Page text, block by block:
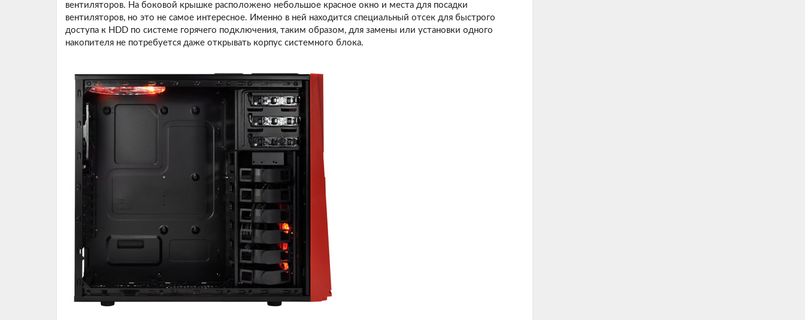
вентиляторов. На боковой крышке расположено небольшое красное окно и места для посадки
вентиляторов, но это не самое интересное. Именно в ней находится специальный отсек для быстрого
доступа к HDD по системе горячего подключения, таким образом, для замены или установки одного
накопителя не потребуется даже открывать корпус системного блока.